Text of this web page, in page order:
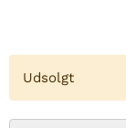
Udsolgt